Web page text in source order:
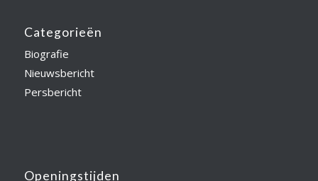
Categorieën
Biografie
Nieuwsbericht
Persbericht
Openingstijden